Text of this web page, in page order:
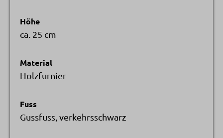
Höhe
ca. 25 cm
Material
Holzfurnier
Fuss
Gussfuss, verkehrsschwarz